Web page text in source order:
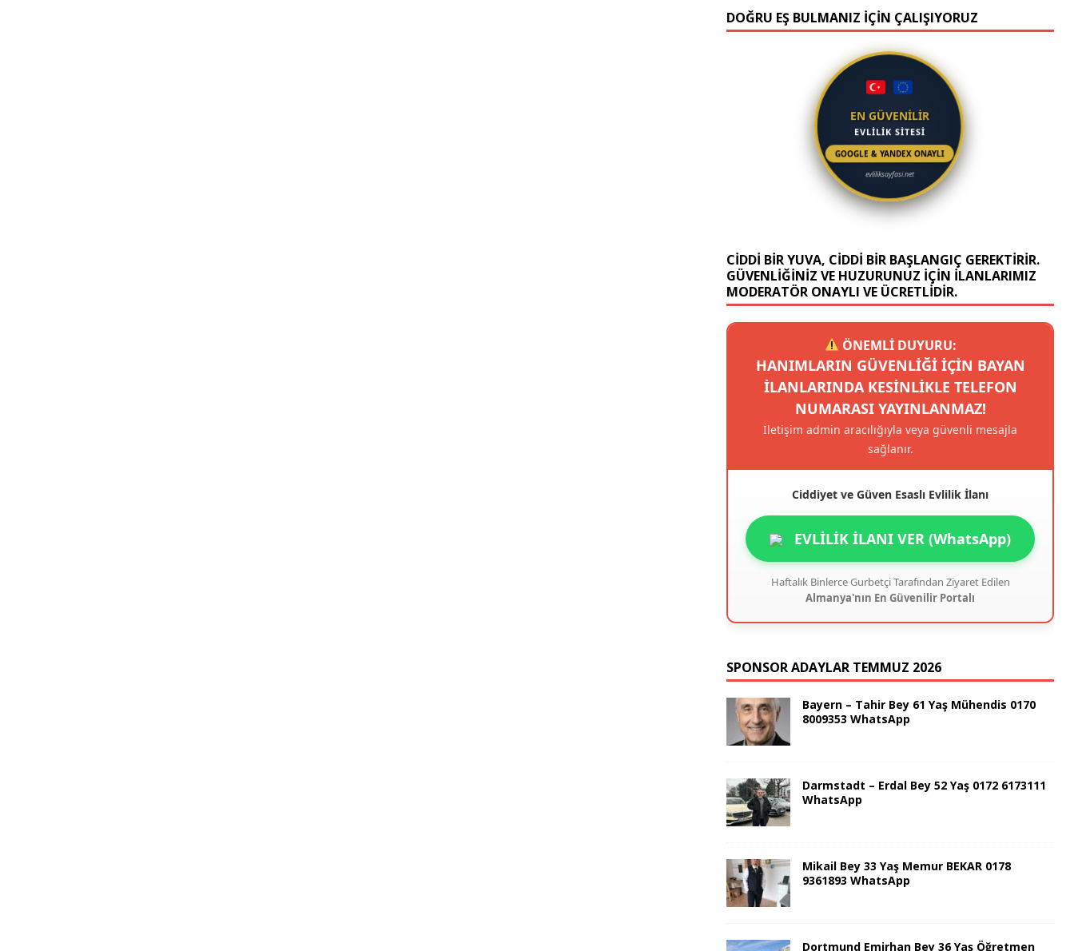
DOĞRU EŞ BULMANIZ İÇİN ÇALIŞIYORUZ
EN GÜVENİLİR
EVLİLİK SİTESİ
GOOGLE & YANDEX ONAYLI
evliliksayfasi.net
CIDDI BIR YUVA, CIDDI BIR BAŞLANGIÇ GEREKTIRIR.
GÜVENLIĞINIZ VE HUZURUNUZ IÇIN ILANLARIMIZ
MODERATÖR ONAYLI VE ÜCRETLIDIR.
ÖNEMLİ DUYURU:
HANIMLARIN GÜVENLIĞI IÇIN BAYAN
ILANLARINDA KESINLIKLE TELEFON
NUMARASI YAYINLANMAZ!
İletişim admin aracılığıyla veya güvenli mesajla
sağlanır.
Ciddiyet ve Güven Esaslı Evlilik İlanı
EVLİLİK İLANI VER (WhatsApp)
Haftalık Binlerce Gurbetçi Tarafından Ziyaret Edilen
Almanya'nın En Güvenilir Portalı
SPONSOR ADAYLAR TEMMUZ 2026
Bayern – Tahir Bey 61 Yaş Mühendis 0170
8009353 WhatsApp
Darmstadt – Erdal Bey 52 Yaş 0172 6173111
WhatsApp
Mikail Bey 33 Yaş Memur BEKAR 0178
9361893 WhatsApp
Dortmund Emirhan Bey 36 Yaş Öğretmen